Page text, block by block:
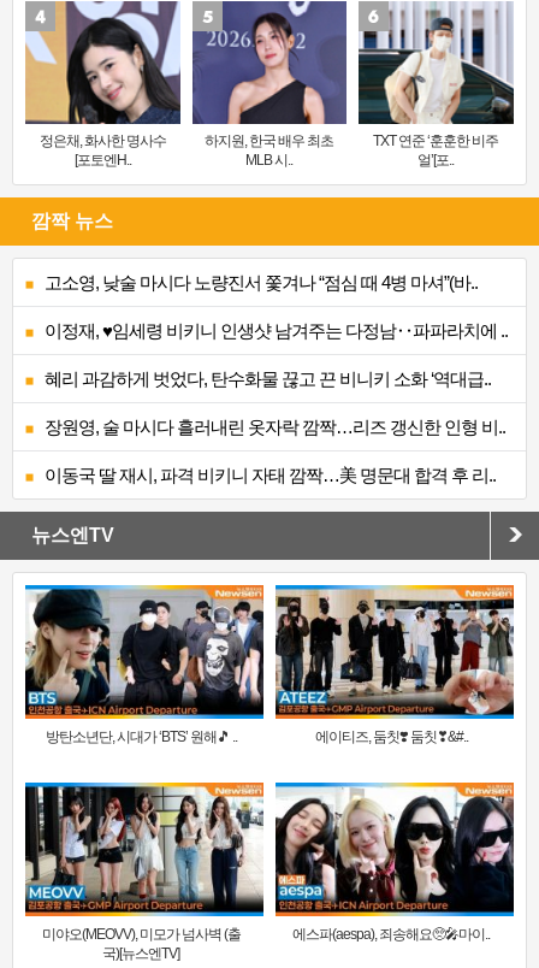
정은채, 화사한 명사수
[포토엔H..
하지원, 한국 배우 최초
MLB 시..
TXT 연준 ‘훈훈한 비주
얼’[포..
깜짝 뉴스
고소영, 낮술 마시다 노량진서 쫓겨나 “점심 때 4병 마셔”(바..
이정재, ♥임세령 비키니 인생샷 남겨주는 다정남‥파파라치에 ..
혜리 과감하게 벗었다, 탄수화물 끊고 끈 비니키 소화 ‘역대급..
장원영, 술 마시다 흘러내린 옷자락 깜짝…리즈 갱신한 인형 비..
이동국 딸 재시, 파격 비키니 자태 깜짝…美 명문대 합격 후 리..
뉴스엔TV
방탄소년단, 시대가 ‘BTS’ 원해🎵 .. 에이티즈, 둠칫❣️ 둠칫❣&#..
미야오(MEOVV), 미모가 넘사벽 (출
국)[뉴스엔TV]
에스파(aespa), 죄송해요🥺🎤마이..